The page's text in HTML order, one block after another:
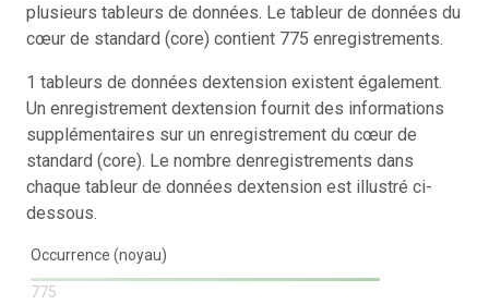
plusieurs tableurs de données. Le tableur de données du
cœur de standard (core) contient 775 enregistrements.
1 tableurs de données dextension existent également.
Un enregistrement dextension fournit des informations
supplémentaires sur un enregistrement du cœur de
standard (core). Le nombre denregistrements dans
chaque tableur de données dextension est illustré ci-
dessous.
Occurrence (noyau)
775